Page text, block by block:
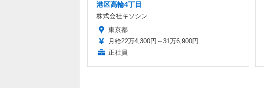
港区高輪4丁目
株式会社キソシン
東京都
月給22万4,300円～31万6,900円
正社員